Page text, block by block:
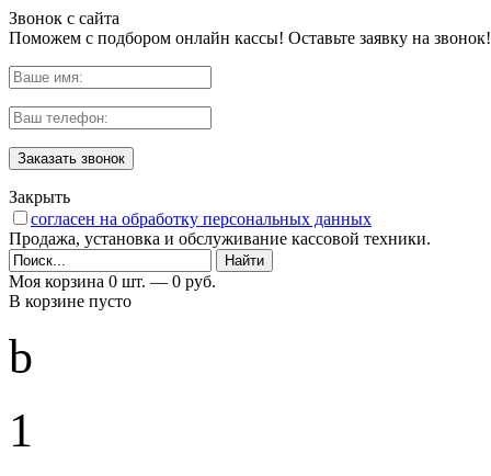
Звонок с сайта
Поможем с подбором онлайн кассы! Оставьте заявку на звонок!
Заказать звонок
Закрыть
согласен на обработку персональных данных
Продажа, установка и обслуживание кассовой техники.
Моя корзина 0 шт. — 0 руб.
В корзине пусто
b
1